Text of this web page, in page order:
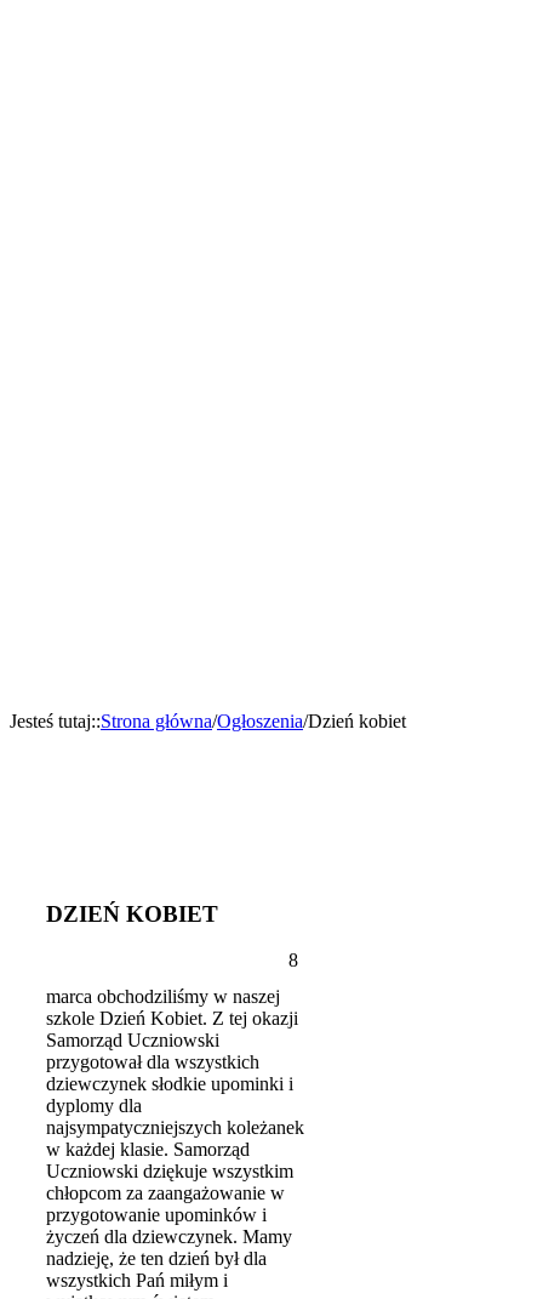
Jesteś tutaj::Strona główna/Ogłoszenia/Dzień kobiet
DZIEŃ KOBIET
8
marca obchodziliśmy w naszej
szkole Dzień Kobiet. Z tej okazji
Samorząd Uczniowski
przygotował dla wszystkich
dziewczynek słodkie upominki i
dyplomy dla
najsympatyczniejszych koleżanek
w każdej klasie. Samorząd
Uczniowski dziękuje wszystkim
chłopcom za zaangażowanie w
przygotowanie upominków i
życzeń dla dziewczynek. Mamy
nadzieję, że ten dzień był dla
wszystkich Pań miłym i